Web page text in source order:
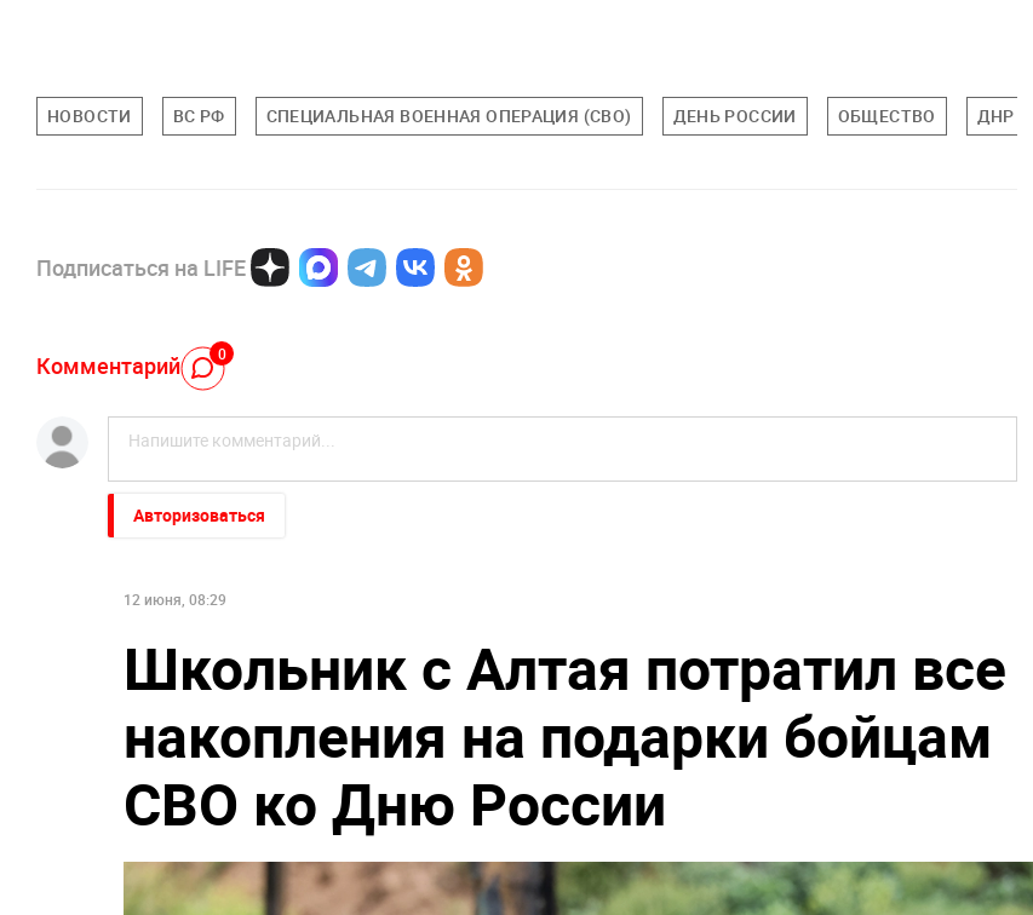
НОВОСТИ ВС РФ СПЕЦИАЛЬНАЯ ВОЕННАЯ ОПЕРАЦИЯ (СВО) ДЕНЬ РОССИИ ОБЩЕСТВО ДНР
Подписаться на LIFE
Комментарий 0
Авторизоваться
12 июня, 08:29
Школьник с Алтая потратил все
накопления на подарки бойцам
СВО ко Дню России